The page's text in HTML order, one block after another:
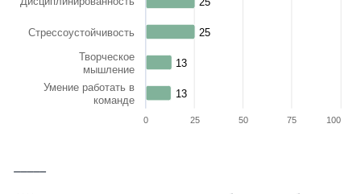
25
25
13
13
13
13
Стрессоустойчивость
Творческое
мышление
Умение работать в
команде
0 25 50 75 100